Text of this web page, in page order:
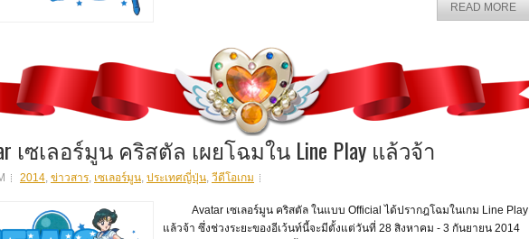
READ MORE
เซเลอร์มูน คริสตัล เผยโฉมใน Line Play แล้วจ้า
2014, ข่าวสาร, เซเลอร์มูน, ประเทศญี่ปุ่น, วีดีโอเกม
Avatar เซเลอร์มูน คริสตัล ในแบบ Official ได้ปรากฎโฉมในเกม Line Play
แล้วจ้า ซึ่งช่วงระยะของอีเว้นท์นี้จะมีตั้งแต่วันที่ 28 สิงหาคม - 3 กันยายน 2014